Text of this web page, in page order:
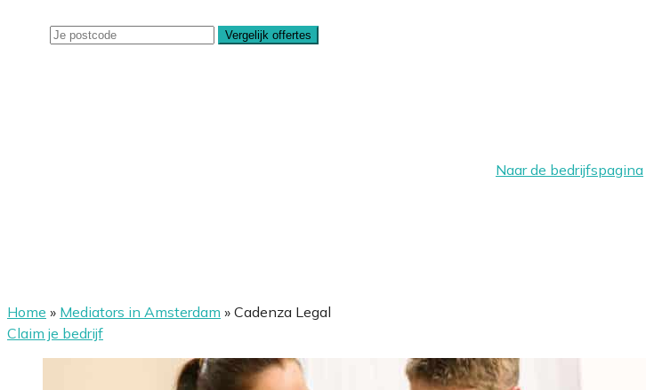
Vergelijk offertes
Naar de bedrijfspagina
Home » Mediators in Amsterdam » Cadenza Legal
Claim je bedrijf